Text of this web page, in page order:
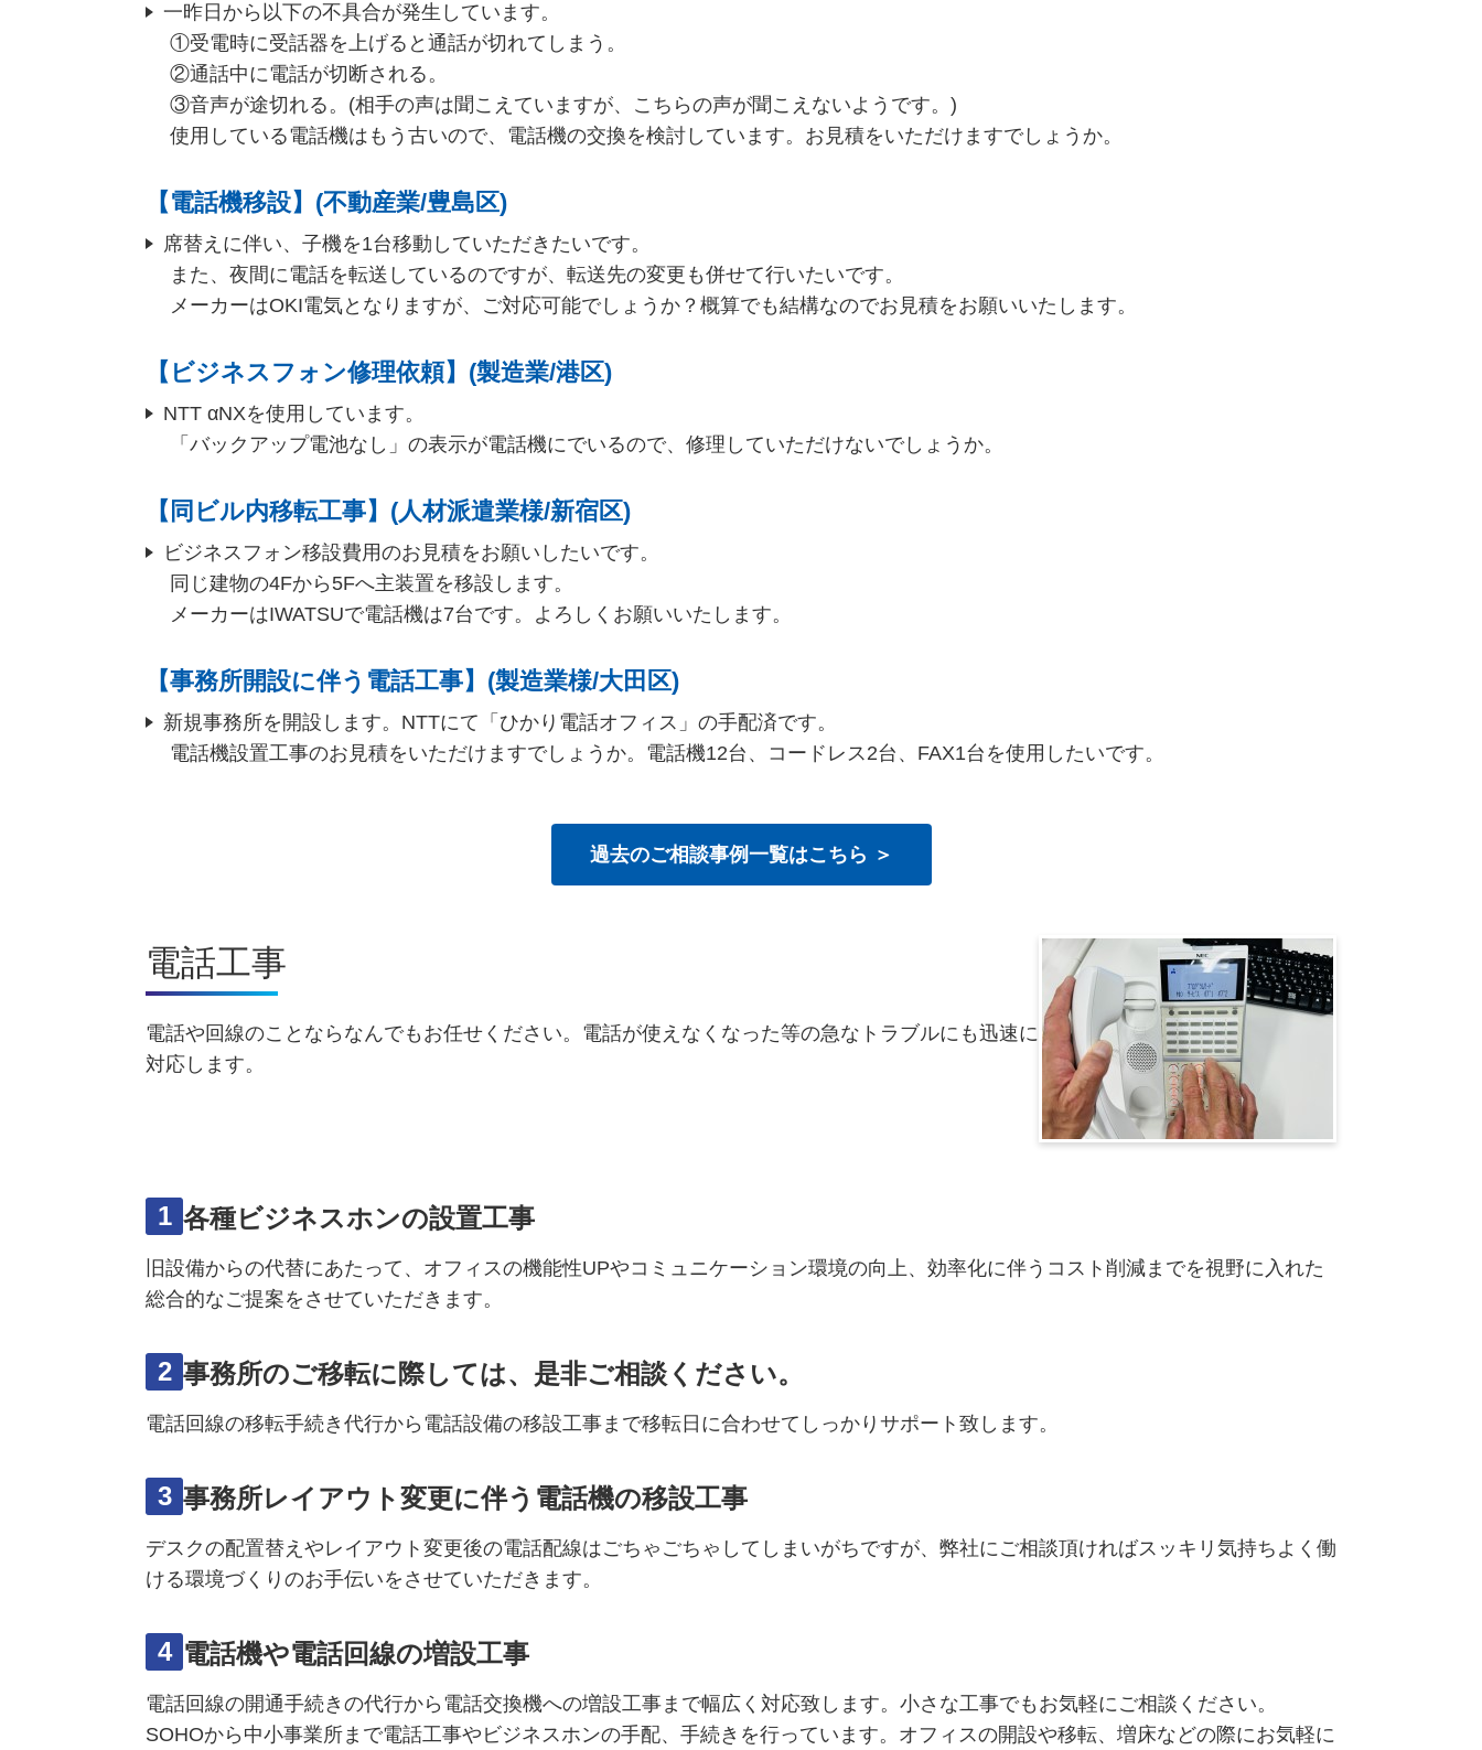
一昨日から以下の不具合が発生しています。
①受電時に受話器を上げると通話が切れてしまう。
②通話中に電話が切断される。
③音声が途切れる。(相手の声は聞こえていますが、こちらの声が聞こえないようです。)
使用している電話機はもう古いので、電話機の交換を検討しています。お見積をいただけますでしょうか。
【電話機移設】(不動産業/豊島区)
席替えに伴い、子機を1台移動していただきたいです。
また、夜間に電話を転送しているのですが、転送先の変更も併せて行いたいです。
メーカーはOKI電気となりますが、ご対応可能でしょうか？概算でも結構なのでお見積をお願いいたします。
【ビジネスフォン修理依頼】(製造業/港区)
NTT αNXを使用しています。
「バックアップ電池なし」の表示が電話機にでいるので、修理していただけないでしょうか。
【同ビル内移転工事】(人材派遣業様/新宿区)
ビジネスフォン移設費用のお見積をお願いしたいです。
同じ建物の4Fから5Fへ主装置を移設します。
メーカーはIWATSUで電話機は7台です。よろしくお願いいたします。
【事務所開設に伴う電話工事】(製造業様/大田区)
新規事務所を開設します。NTTにて「ひかり電話オフィス」の手配済です。
電話機設置工事のお見積をいただけますでしょうか。電話機12台、コードレス2台、FAX1台を使用したいです。
過去のご相談事例一覧はこちら ＞
電話工事
電話や回線のことならなんでもお任せください。電話が使えなくなった等の急なトラブルにも迅速に
対応します。
1 各種ビジネスホンの設置工事
旧設備からの代替にあたって、オフィスの機能性UPやコミュニケーション環境の向上、効率化に伴うコスト削減までを視野に入れた
総合的なご提案をさせていただきます。
2 事務所のご移転に際しては、是非ご相談ください。
電話回線の移転手続き代行から電話設備の移設工事まで移転日に合わせてしっかりサポート致します。
3 事務所レイアウト変更に伴う電話機の移設工事
デスクの配置替えやレイアウト変更後の電話配線はごちゃごちゃしてしまいがちですが、弊社にご相談頂ければスッキリ気持ちよく働
ける環境づくりのお手伝いをさせていただきます。
4 電話機や電話回線の増設工事
電話回線の開通手続きの代行から電話交換機への増設工事まで幅広く対応致します。小さな工事でもお気軽にご相談ください。
SOHOから中小事業所まで電話工事やビジネスホンの手配、手続きを行っています。オフィスの開設や移転、増床などの際にお気軽に